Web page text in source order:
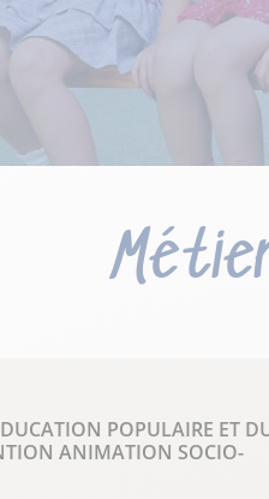
un vaste champ peu
POPULAIRE ET
ANIMATION SOCIO-